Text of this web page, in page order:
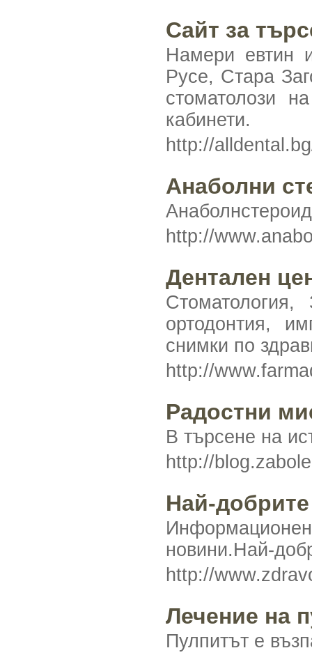
Сайт за
Намери евтин
Русе, Стара
стоматолози
кабинети.
http://
Анаболни
http://
Дентален
Стоматология,
ортодонтия,
снимки по
http://
Радостни
В търсене на
http://
Най-
новини.Най-
http://
Лечение на
Пулпитът е